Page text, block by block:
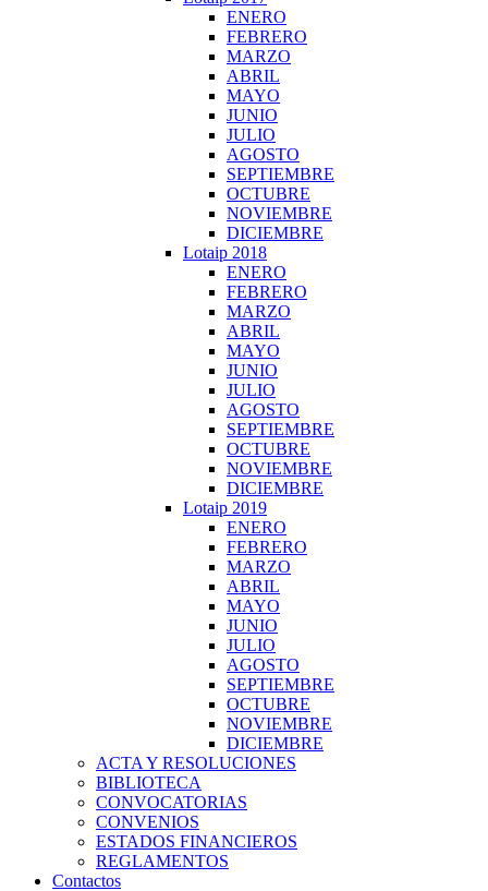
ENERO
FEBRERO
MARZO
ABRIL
MAYO
JUNIO
JULIO
AGOSTO
SEPTIEMBRE
OCTUBRE
NOVIEMBRE
DICIEMBRE
Lotaip 2018
ENERO
FEBRERO
MARZO
ABRIL
MAYO
JUNIO
JULIO
AGOSTO
SEPTIEMBRE
OCTUBRE
NOVIEMBRE
DICIEMBRE
Lotaip 2019
ENERO
FEBRERO
MARZO
ABRIL
MAYO
JUNIO
JULIO
AGOSTO
SEPTIEMBRE
OCTUBRE
NOVIEMBRE
DICIEMBRE
ACTA Y RESOLUCIONES
BIBLIOTECA
CONVOCATORIAS
CONVENIOS
ESTADOS FINANCIEROS
REGLAMENTOS
Contactos